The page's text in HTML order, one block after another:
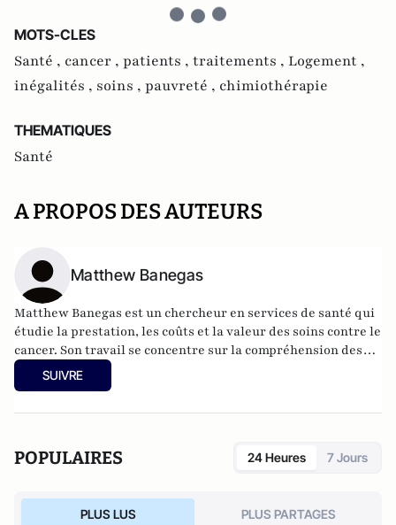
MOTS-CLES
Santé , cancer , patients , traitements , Logement ,
inégalités , soins , pauvreté , chimiothérapie
THEMATIQUES
Santé
A PROPOS DES AUTEURS
Matthew Banegas
Matthew Banegas est un chercheur en services de santé qui
étudie la prestation, les coûts et la valeur des soins contre le
cancer. Son travail se concentre sur la compréhension des
défis financiers et liés à l'emploi des patients afin de
comprendre les impacts économiques du diagnostic et du
SUIVRE
POPULAIRES 24 Heures 7 Jours
PLUS LUS PLUS PARTAGES